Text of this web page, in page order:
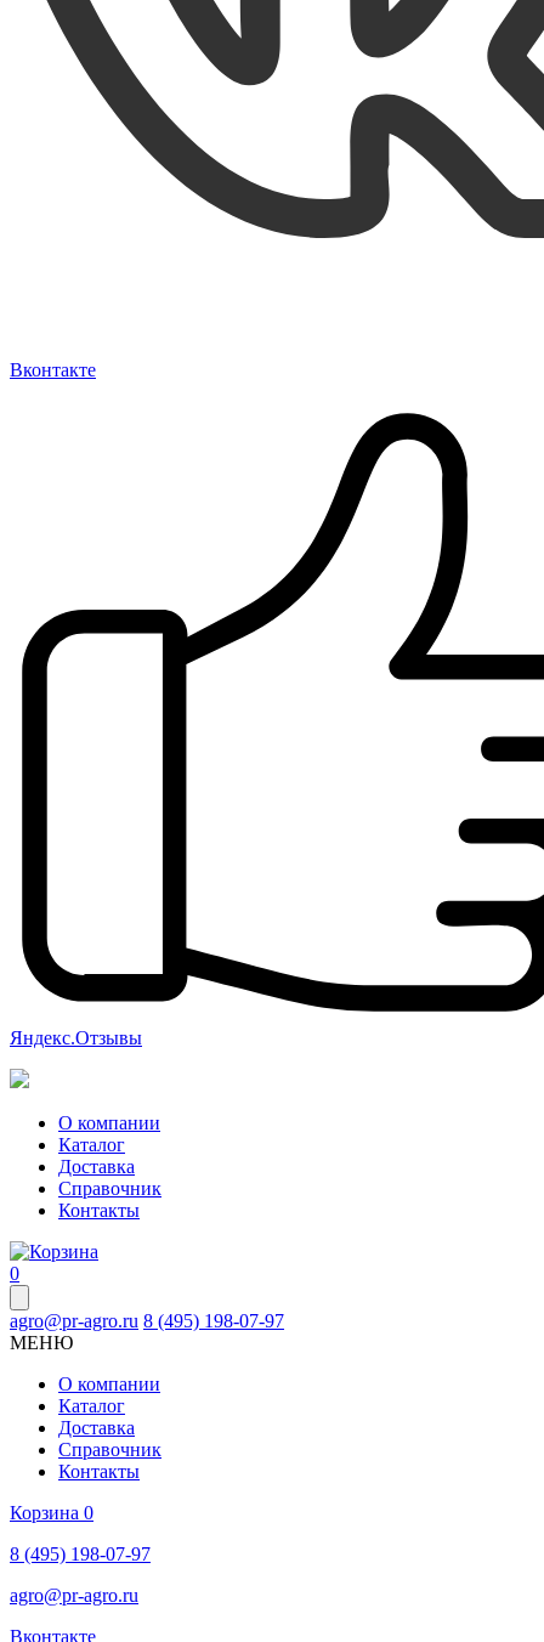
Вконтакте
Яндекс.Отзывы
О компании
Каталог
Доставка
Справочник
Контакты
0
agro@pr-agro.ru 8 (495) 198-07-97
МЕНЮ
О компании
Каталог
Доставка
Справочник
Контакты
Корзина 0
8 (495) 198-07-97
agro@pr-agro.ru
Вконтакте